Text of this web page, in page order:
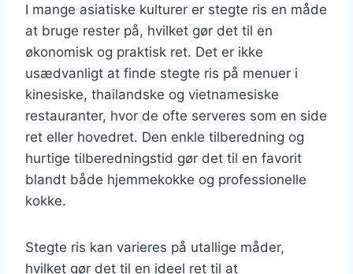
I mange asiatiske kulturer er stegte ris en måde
at bruge rester på, hvilket gør det til en
økonomisk og praktisk ret. Det er ikke
usædvanligt at finde stegte ris på menuer i
kinesiske, thailandske og vietnamesiske
restauranter, hvor de ofte serveres som en side
ret eller hovedret. Den enkle tilberedning og
hurtige tilberedningstid gør det til en favorit
blandt både hjemmekokke og professionelle
kokke.
Stegte ris kan varieres på utallige måder,
hvilket gør det til en ideel ret til at